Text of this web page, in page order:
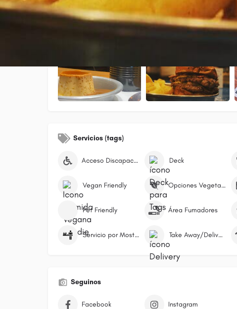
Servicios (tags)
Acceso Discapacitados Deck
Vegan Friendly Opciones Vegetarianas
Pet Friendly Área Fumadores
Servicio por Mostrador/Caja Take Away/Delivery
Seguinos
Facebook Instagram